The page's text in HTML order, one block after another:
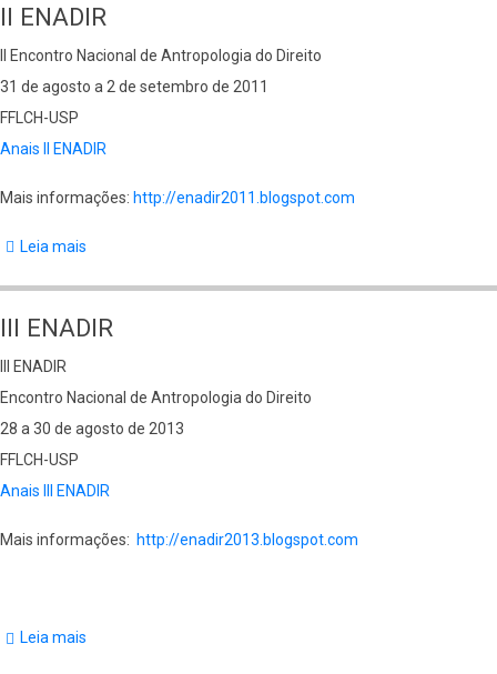
II ENADIR
II Encontro Nacional de Antropologia do Direito
31 de agosto a 2 de setembro de 2011
FFLCH-USP
Anais II ENADIR
Mais informações: http://enadir2011.blogspot.com
Leia mais
III ENADIR
III ENADIR
Encontro Nacional de Antropologia do Direito
28 a 30 de agosto de 2013
FFLCH-USP
Anais III ENADIR
Mais informações: http://enadir2013.blogspot.com
Leia mais